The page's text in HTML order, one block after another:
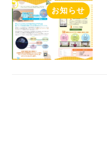
お知らせ